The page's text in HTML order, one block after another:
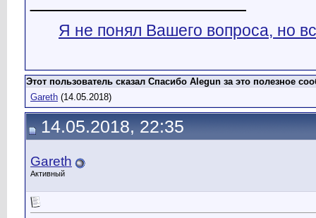
Я не понял Вашего вопроса, но
Этот пользователь сказал Спасибо Alegun за это полезное
Gareth (14.05.2018)
14.05.2018, 22:35
Gareth
Активный